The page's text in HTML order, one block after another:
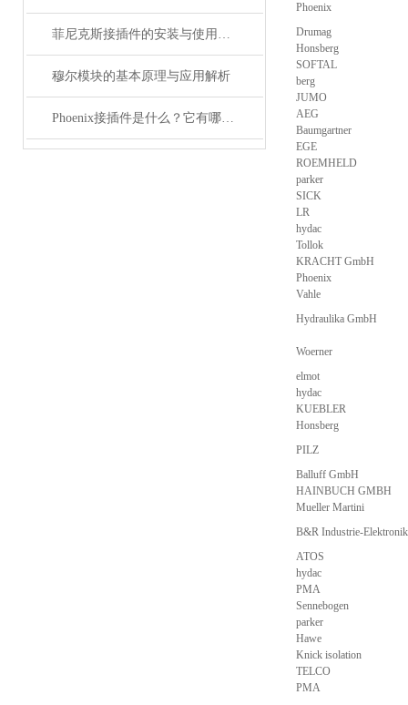
菲尼克斯接插件的安装与使用技巧
穆尔模块的基本原理与应用解析
Phoenix接插件是什么？它有哪些分类？
Phoenix
Drumag
Honsberg
SOFTAL
berg
JUMO
AEG
Baumgartner
EGE
ROEMHELD
parker
SICK
LR
hydac
Tollok
KRACHT GmbH
Phoenix
Vahle
Hydraulika GmbH
Woerner
elmot
hydac
KUEBLER
Honsberg
PILZ
Balluff GmbH
HAINBUCH GMBH
Mueller Martini
B&R Industrie-
ATOS
hydac
PMA
Sennebogen
parker
Hawe
Knick isolation
TELCO
PMA